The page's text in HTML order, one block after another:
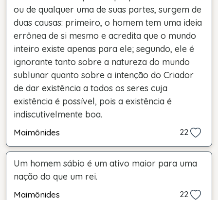
ou de qualquer uma de suas partes, surgem de
duas causas: primeiro, o homem tem uma ideia
errônea de si mesmo e acredita que o mundo
inteiro existe apenas para ele; segundo, ele é
ignorante tanto sobre a natureza do mundo
sublunar quanto sobre a intenção do Criador
de dar existência a todos os seres cuja
existência é possível, pois a existência é
indiscutivelmente boa.
Maimônides 22
Um homem sábio é um ativo maior para uma
nação do que um rei.
Maimônides 22